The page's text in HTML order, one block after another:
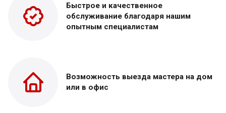
Быстрое и качественное
обслуживание благодаря нашим
опытным специалистам
Возможность выезда мастера на дом
или в офис